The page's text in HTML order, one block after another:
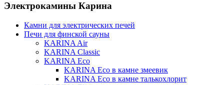
Электрокамины Карина
Камни для электрических печей
Печи для финской сауны
KARINA Air
KARINA Classic
KARINA Eco
KARINA Eco в камне змеевик
KARINA Eco в камне талькохлорит